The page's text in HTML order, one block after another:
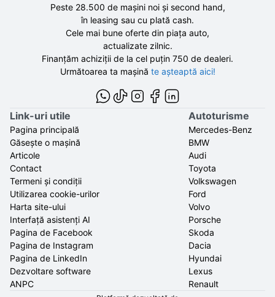
Peste 28.500 demașini noi și second hand,
în leasing sau cu plată cash.
Cele mai bune oferte din piața auto,
actualizate zilnic.
Finanțăm achiziții de la cel puțin 750 de dealeri.
Următoarea ta mașină te așteaptă aici!
Link-uri utile
Pagina principală
Găsește o mașină
Articole
Contact
Termeni și condiții
Utilizarea cookie-urilor
Harta site-ului
Interfață asistenți AI
Pagina de Facebook
Pagina de Instagram
Pagina de LinkedIn
Dezvoltare software
ANPC
Autoturisme
Mercedes-Benz
BMW
Audi
Toyota
Volkswagen
Ford
Volvo
Porsche
Skoda
Dacia
Hyundai
Lexus
Renault